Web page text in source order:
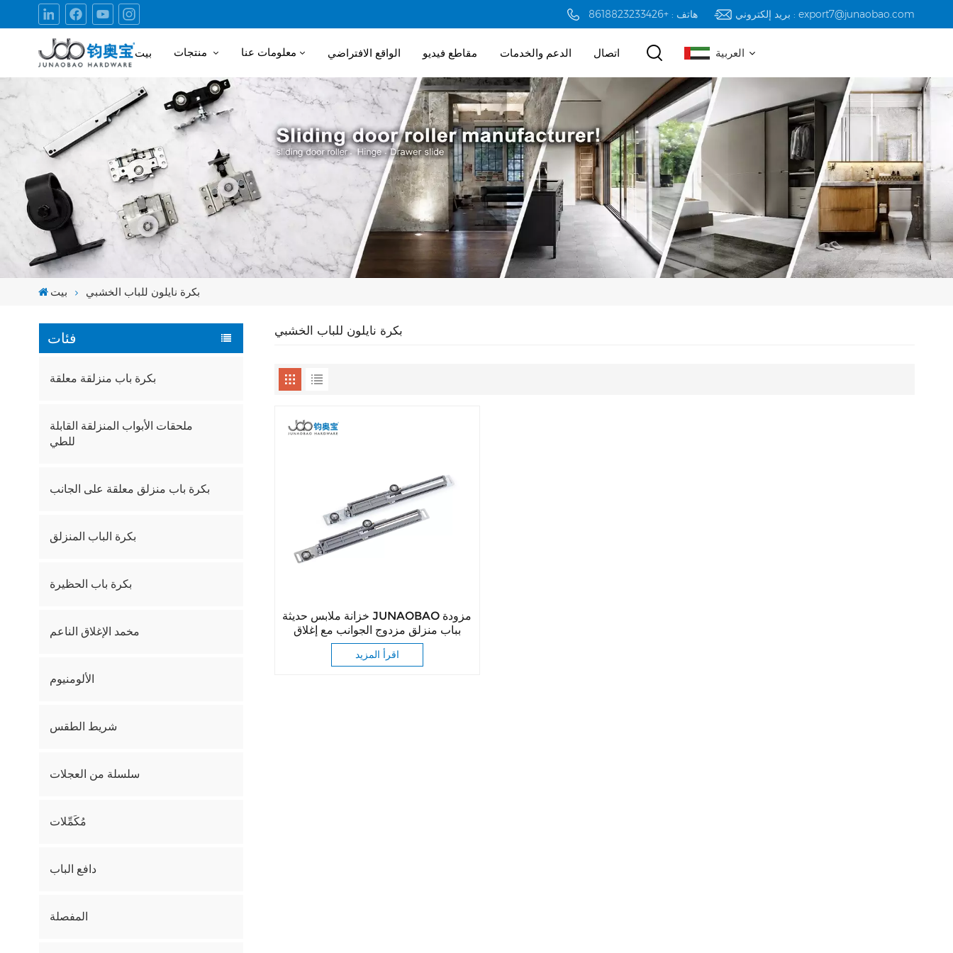
هاتف : +8618823233426 بريد إلكتروني : export7@junaobao.com
بيت معلومات عنا الواقع الافتراضي مقاطع فيديو الدعم والخدمات اتصال العربية
English
русский
español
العربية
بيت بكرة نايلون للباب الخشبي
فئات
بكرة باب منزلقة معلقة
ملحقات الأبواب المنزلقة القابلة
للطي
بكرة باب منزلق معلقة على الجانب
بكرة الباب المنزلق
بكرة باب الحظيرة
مخمد الإغلاق الناعم
الألومنيوم
شريط الطقس
سلسلة من العجلات
مُكَمِّلات
دافع الباب
المفصلة
بكرة نايلون للباب الخشبي
خزانة ملابس حديثة JUNAOBAO مزودة
بباب منزلق مزدوج الجوانب مع إغلاق
ناعم
اقرأ المزيد